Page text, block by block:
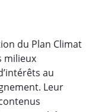
du Plan Climat
milieux
au
Leur